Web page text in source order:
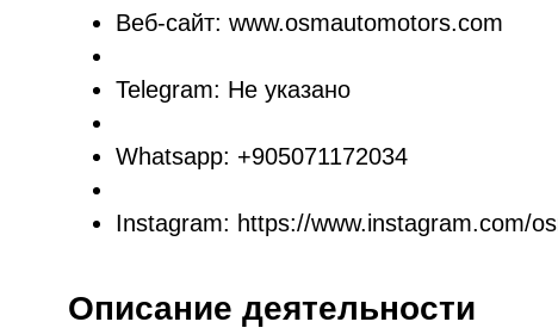
Веб-сайт: www.osmautomotors.com
Telegram: Не указано
Whatsapp: +905071172034
Instagram: https://www.instagram.com/
Описание деятельности